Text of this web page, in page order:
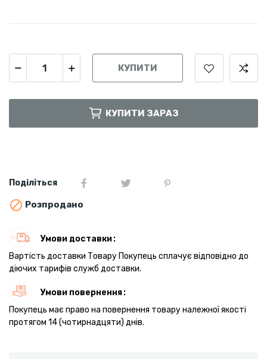
КУПИТИ
КУПИТИ ЗАРАЗ
Поділіться
 Розпродано
Умови доставки
Вартість доставки Товару Покупець сплачує відповідно до
діючих тарифів служб доставки.
Умови повернення
Покупець має право на повернення товару належної якості
протягом 14 (чотирнадцяти) днів.